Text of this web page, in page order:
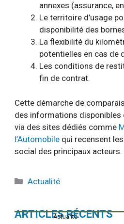
annexes (assurance,
Le territoire d’usage
disponibilité des
La flexibilité du
potentielles en cas de
Les conditions de
fin de contrat.
Cette démarche de
des informations disponibles
via des sites dédiés comme
l’Automobile qui recensent
social des principaux acteurs.
Catégories
Actualité
ARTICLES RÉCENTS
Actualité